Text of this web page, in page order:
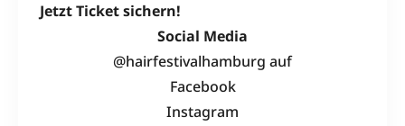
Jetzt Ticket sichern!
Social Media
@hairfestivalhamburg auf
Facebook
Instagram